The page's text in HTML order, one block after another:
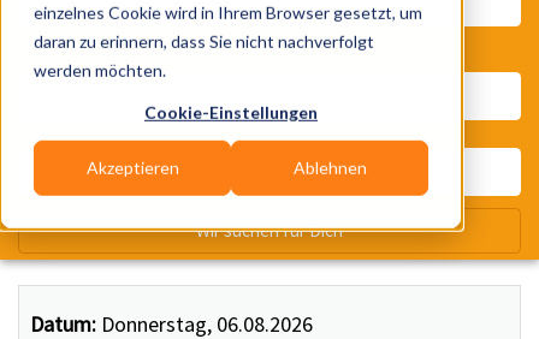
einzelnes Cookie wird in Ihrem Browser gesetzt, um
daran zu erinnern, dass Sie nicht nachverfolgt
werden möchten.
Cookie-Einstellungen
Akzeptieren Ablehnen
Datum: Donnerstag, 06.08.2026
Wir suchen für Dich